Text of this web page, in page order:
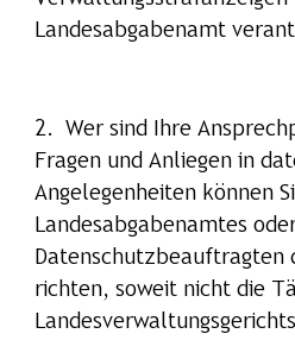
Landesabgabenamt
2. Wer sind Ihre
Fragen und Anliegen in
Angelegenheiten können
Landesabgabenamtes
Datenschutzbeauftragten
richten, soweit nicht die